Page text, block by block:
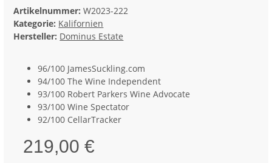
Artikelnummer:W2023-222
Kategorie: Kalifornien
Hersteller: Dominus Estate
96/100 JamesSuckling.com
94/100 The Wine Independent
93/100 Robert Parkers Wine Advocate
93/100 Wine Spectator
92/100 CellarTracker
219,00 €